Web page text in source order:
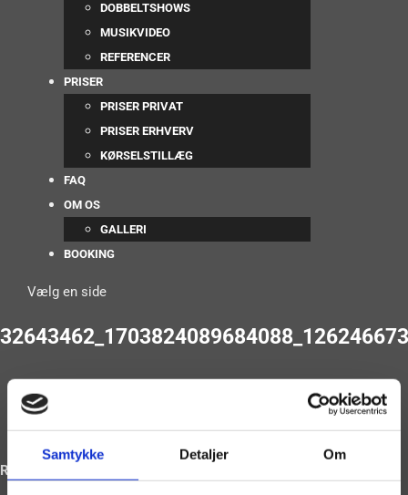
Samtykke Detaljer Om
DOBBELTSHOWS
MUSIKVIDEO
REFERENCER
PRISER
PRISER PRIVAT
PRISER ERHVERV
KØRSELSTILLÆG
FAQ
OM OS
GALLERI
BOOKING
Vælg en side
Ring og book på